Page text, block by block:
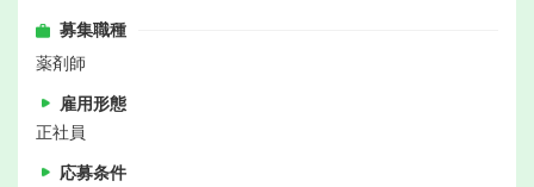
募集職種
薬剤師
雇用形態
正社員
応募条件